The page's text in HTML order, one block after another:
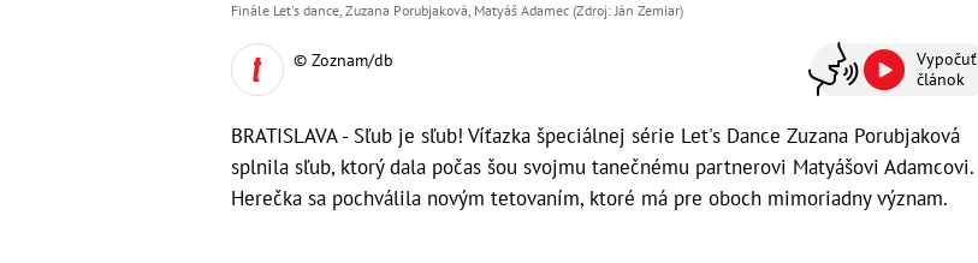
Finále Let's dance, Zuzana Porubjaková, Matyáš Adamec (Zdroj: Ján Zemiar)
© Zoznam/db
Vypočuť
článok
BRATISLAVA - Sľub je sľub! Víťazka špeciálnej série Let's Dance Zuzana Porubjaková
splnila sľub, ktorý dala počas šou svojmu tanečnému partnerovi Matyášovi Adamcovi.
Herečka sa pochválila novým tetovaním, ktoré má pre oboch mimoriadny význam.